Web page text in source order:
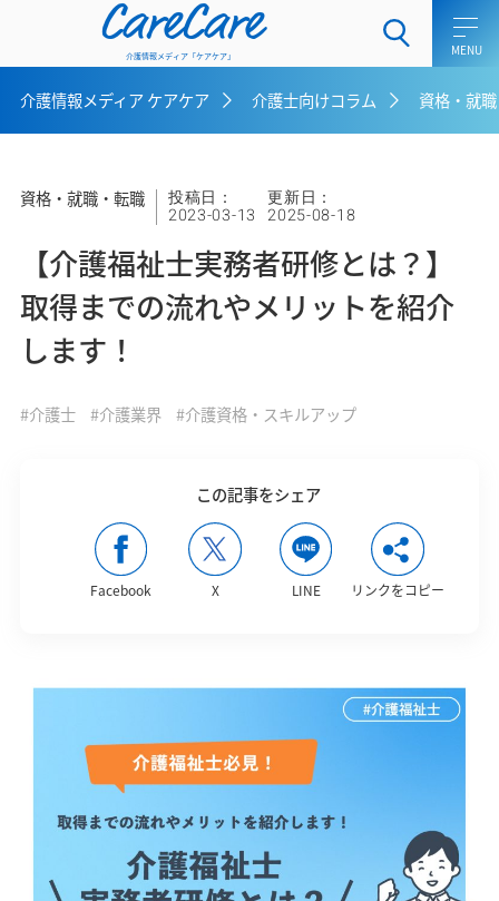
CareCare
介護情報メディア「ケアケア」
ホーム
介護士向けコラム
一般介護向けコラム
ケアラー向けコラム
介護用語集
介護情報メディア ケアケア 介護士向けコラム 資格・就
資格・就職・転職 投稿日：
2023-03-13
更新日：
2025-08-18
【介護福祉士実務者研修とは？】
取得までの流れやメリットを紹介
します！
#介護士 #介護業界 #介護資格・スキルアップ
この記事をシェア
Facebook X LINE リンクをコピー